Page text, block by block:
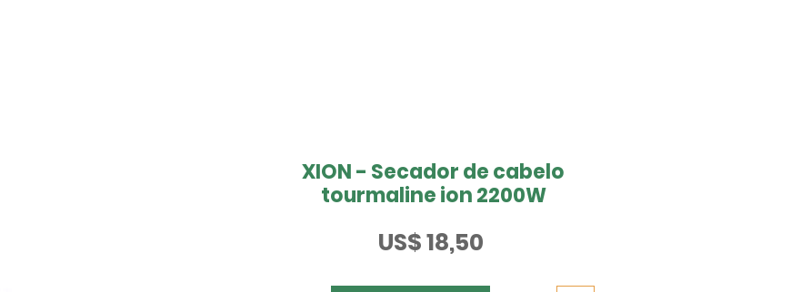
XION - Secador de cabelo
tourmaline ion 2200W
US$ 18,50